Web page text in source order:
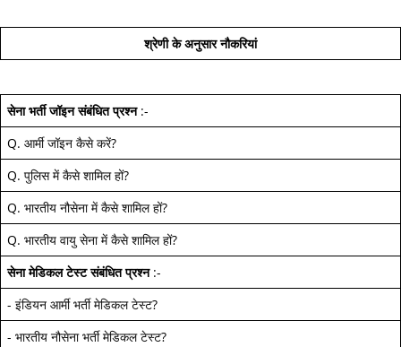
श्रेणी के अनुसार नौकरियां
सेना भर्ती जॉइन संबंधित प्रश्न:-
Q. आर्मी जॉइन कैसे करें?
Q. पुलिस में कैसे शामिल हों?
Q. भारतीय नौसेना में कैसे शामिल हों?
Q. भारतीय वायु सेना में कैसे शामिल हों?
सेना मेडिकल टेस्ट संबंधित प्रश्न:-
- इंडियन आर्मी भर्ती मेडिकल टेस्ट?
- भारतीय नौसेना भर्ती मेडिकल टेस्ट?